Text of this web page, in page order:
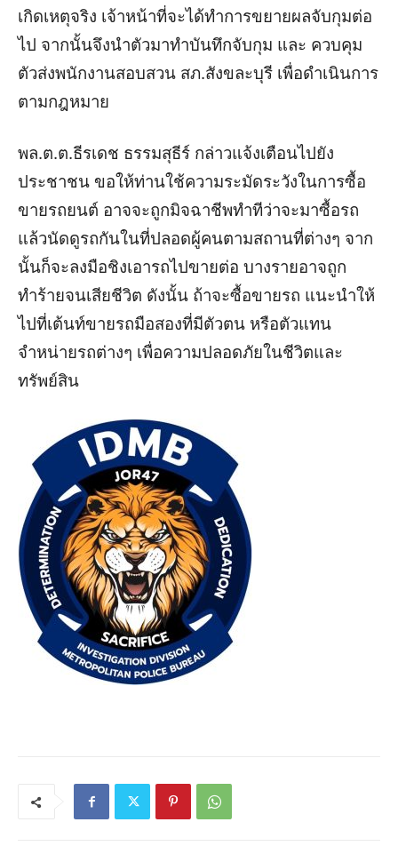
เกิดเหตุจริง เจ้าหน้าที่จะได้ทำการขยายผลจับกุมต่อ
ไป จากนั้นจึงนำตัวมาทำบันทึกจับกุม และ ควบคุม
ตัวส่งพนักงานสอบสวน สภ.สังขละบุรี เพื่อดำเนินการ
ตามกฎหมาย
พล.ต.ต.ธีรเดช ธรรมสุธีร์ กล่าวแจ้งเตือนไปยัง
ประชาชน ขอให้ท่านใช้ความระมัดระวังในการซื้อ
ขายรถยนต์ อาจจะถูกมิจฉาชีพทำทีว่าจะมาซื้อรถ
แล้วนัดดูรถกันในที่ปลอดผู้คนตามสถานที่ต่างๆ จาก
นั้นก็จะลงมือชิงเอารถไปขายต่อ บางรายอาจถูก
ทำร้ายจนเสียชีวิต ดังนั้น ถ้าจะซื้อขายรถ แนะนำให้
ไปที่เต้นท์ขายรถมือสองที่มีตัวตน หรือตัวแทน
จำหน่ายรถต่างๆ เพื่อความปลอดภัยในชีวิตและ
ทรัพย์สิน